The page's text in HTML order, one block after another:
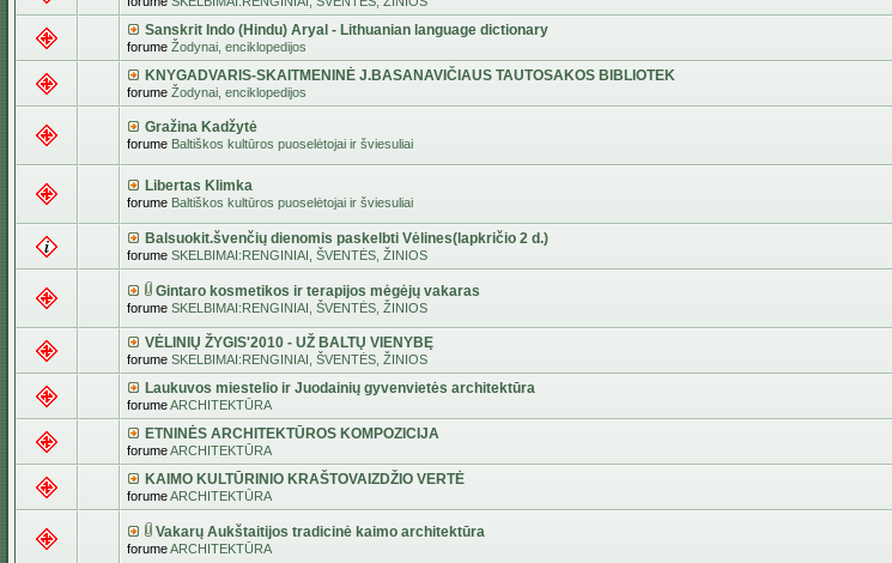
Sanskrit Indo (Hindu) Aryal - Lithuanian language dictionary
forume Žodynai, enciklopedijos
KNYGADVARIS-SKAITMENINĖ J.BASANAVIČIAUS TAUTOSAKOS BIBLIOTEK
forume Žodynai, enciklopedijos
Gražina Kadžytė
forume Baltiškos kultūros puoselėtojai ir šviesuliai
Libertas Klimka
forume Baltiškos kultūros puoselėtojai ir šviesuliai
Balsuokit.švenčių dienomis paskelbti Vėlines(lapkričio 2 d.)
forume SKELBIMAI:RENGINIAI, ŠVENTĖS, ŽINIOS
Gintaro kosmetikos ir terapijos mėgėjų vakaras
forume SKELBIMAI:RENGINIAI, ŠVENTĖS, ŽINIOS
VĖLINIŲ ŽYGIS'2010 - UŽ BALTŲ VIENYBĘ
forume SKELBIMAI:RENGINIAI, ŠVENTĖS, ŽINIOS
Laukuvos miestelio ir Juodainių gyvenvietės architektūra
forumeARCHITEKTŪRA
ETNINĖS ARCHITEKTŪROS KOMPOZICIJA
forumeARCHITEKTŪRA
KAIMO KULTŪRINIO KRAŠTOVAIZDŽIO VERTĖ
forumeARCHITEKTŪRA
Vakarų Aukštaitijos tradicinė kaimo architektūra
forumeARCHITEKTŪRA